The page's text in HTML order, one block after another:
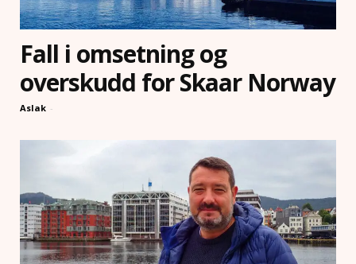
Fall i omsetning og
overskudd for Skaar Norway
Aslak -